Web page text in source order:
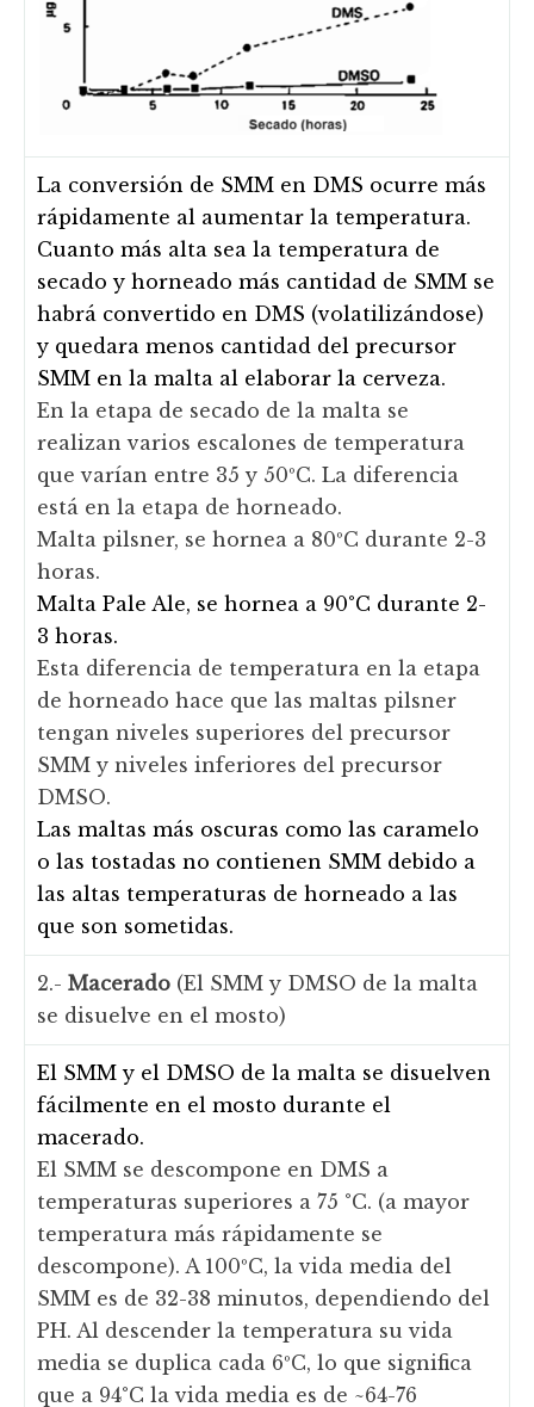
La conversión de SMM en DMS ocurre más
rápidamente al aumentar la temperatura.
Cuanto más alta sea la temperatura de
secado y horneado más cantidad de SMM se
habrá convertido en DMS (volatilizándose)
y quedara menos cantidad del precursor
SMM en la malta al elaborar la cerveza.
En la etapa de secado de la malta se
realizan varios escalones de temperatura
que varían entre 35 y 50ºC. La diferencia
está en la etapa de horneado.
Malta pilsner, se hornea a 80ºC durante 2-3
horas.
Malta Pale Ale, se hornea a 90°C durante 2-
3 horas.
Esta diferencia de temperatura en la etapa
de horneado hace que las maltas pilsner
tengan niveles superiores del precursor
SMM y niveles inferiores del precursor
DMSO.
Las maltas más oscuras como las caramelo
o las tostadas no contienen SMM debido a
las altas temperaturas de horneado a las
que son sometidas.
2.- Macerado (El SMM y DMSO de la malta
se disuelve en el mosto)
El SMM y el DMSO de la malta se disuelven
fácilmente en el mosto durante el
macerado.
El SMM se descompone en DMS a
temperaturas superiores a 75 °C. (a mayor
temperatura más rápidamente se
descompone). A 100ºC, la vida media del
SMM es de 32-38 minutos, dependiendo del
PH. Al descender la temperatura su vida
media se duplica cada 6ºC, lo que significa
que a 94°C la vida media es de ~64-76